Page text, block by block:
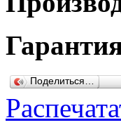
Поделиться…